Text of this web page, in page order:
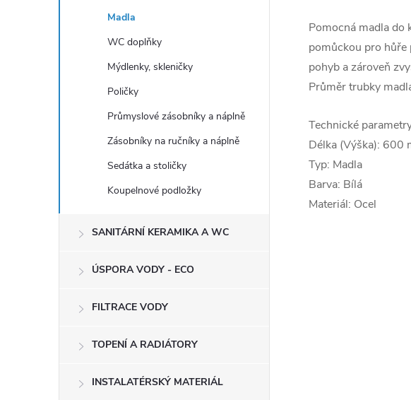
Madla
WC doplňky
Mýdlenky, skleničky
Poličky
Průmyslové zásobníky a náplně
Zásobníky na ručníky a náplně
Sedátka a stoličky
Koupelnové podložky
SANITÁRNÍ KERAMIKA A WC
ÚSPORA VODY - ECO
FILTRACE VODY
TOPENÍ A RADIÁTORY
INSTALATÉRSKÝ MATERIÁL
Pomocná madla do
pomůckou pro hůře
pohyb a zároveň
Průměr trubky
Technické
Délka (Výška): 600
Typ: Madla
Barva: Bílá
Materiál: Ocel